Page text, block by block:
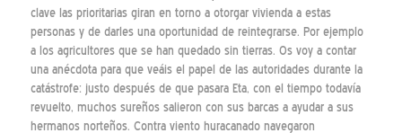
clave las prioritarias giran en torno a otorgar vivienda a estas
personas y de darles una oportunidad de reintegrarse. Por ejemplo
a los agricultores que se han quedado sin tierras. Os voy a contar
una anécdota para que veáis el papel de las autoridades durante la
catástrofe: justo después de que pasara Eta, con el tiempo todavía
revuelto, muchos sureños salieron con sus barcas a ayudar a sus
hermanos norteños. Contra viento huracanado navegaron